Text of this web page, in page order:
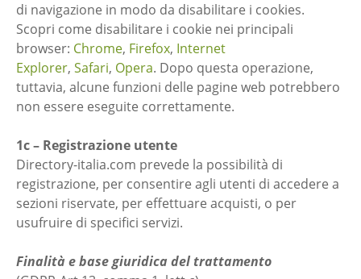
di navigazione in modo da disabilitare i cookies.
Scopri come disabilitare i cookie nei principali
browser: Chrome, Firefox, Internet
Explorer, Safari, Opera. Dopo questa operazione,
tuttavia, alcune funzioni delle pagine web potrebbero
non essere eseguite correttamente.
1c – Registrazione utente
Directory-italia.com prevede la possibilità di
registrazione, per consentire agli utenti di accedere a
sezioni riservate, per effettuare acquisti, o per
usufruire di specifici servizi.
Finalità e base giuridica del trattamento